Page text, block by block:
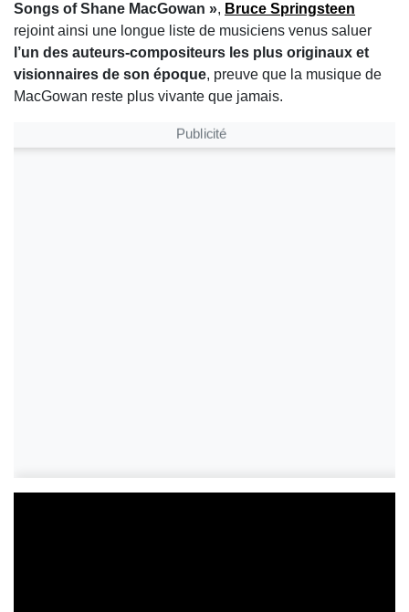
Songs of Shane MacGowan », Bruce Springsteen
rejoint ainsi une longue liste de musiciens venus saluer
l’un des auteurs-compositeurs les plus originaux et
visionnaires de son époque, preuve que la musique de
MacGowan reste plus vivante que jamais.
Publicité